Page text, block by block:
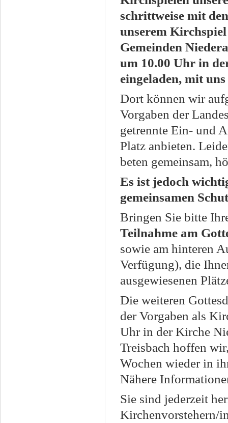
schrittweise mit
unserem
Gemeinden
um 10.00 Uhr in
eingeladen, mit
Dort können wir
Vorgaben der
getrennte Ein- und
Platz anbieten.
beten gemeinsam,
Es ist jedoch
gemeinsamen
Bringen Sie bitte
Teilnahme am
sowie am hinteren
Verfügung), die
ausgewiesenen
Die weiteren
der Vorgaben als
Uhr in der Kirche
Treisbach hoffen
Wochen wieder in
Nähere
Sie sind jederzeit
Kirchenvorstehern/